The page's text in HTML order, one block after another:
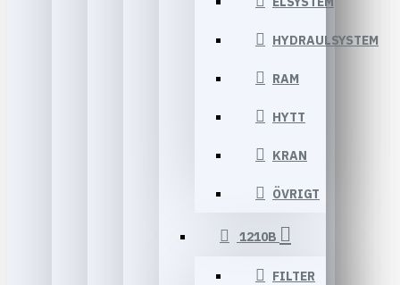
HYDRAULSYSTEM
RAM
HYTT
KRAN
ÖVRIGT
1210B
FILTER